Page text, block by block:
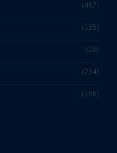
467
135
28
234
165